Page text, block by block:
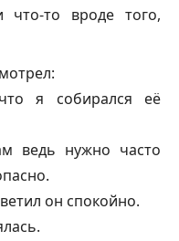
что-то вроде того,
я собирался её
ведь нужно часто
он спокойно.